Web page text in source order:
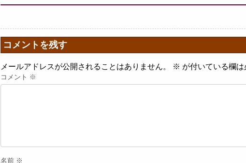
コメントを残す
メールアドレスが公開されることはありません。 ※ が付いている欄
コメント ※
名前 ※